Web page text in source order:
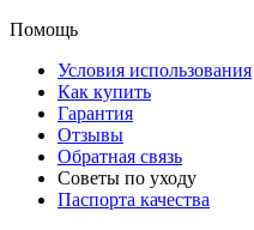
Помощь
Условия использования
Как купить
Гарантия
Отзывы
Обратная связь
Советы по уходу
Паспорта качества